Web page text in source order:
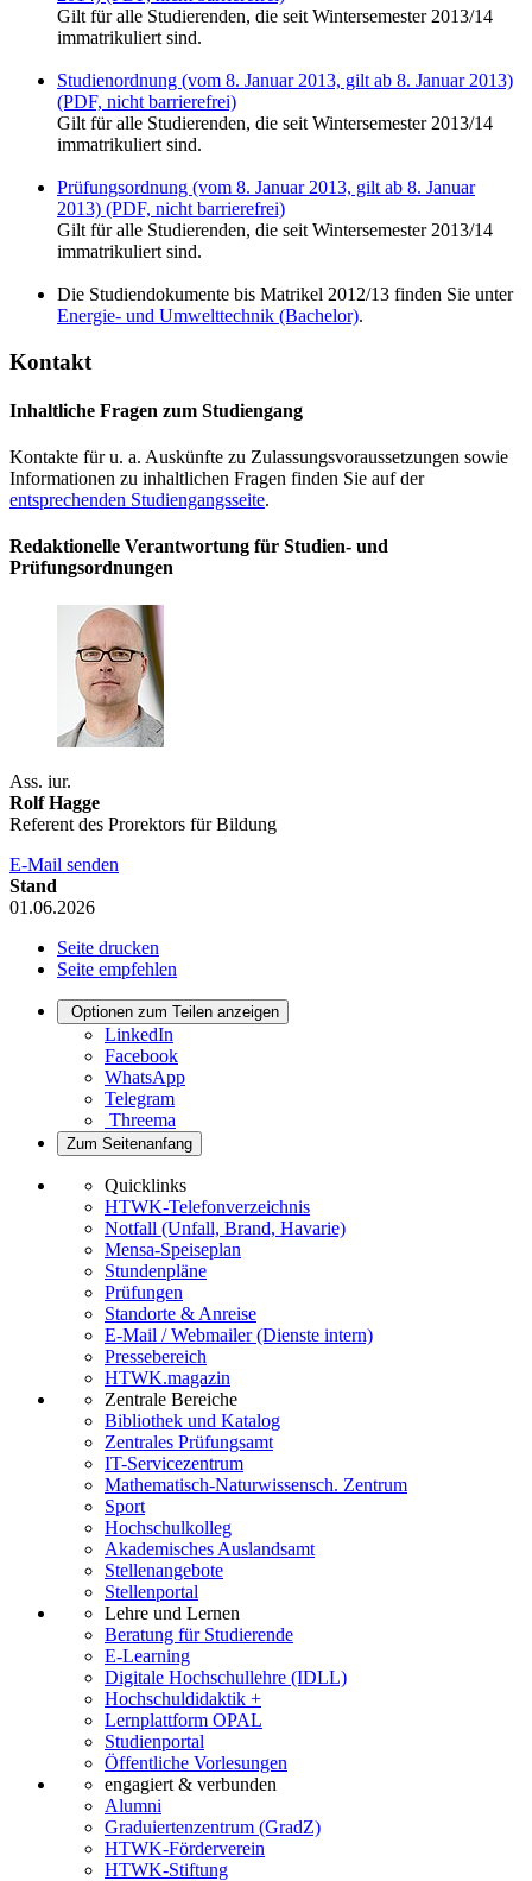
Gilt für alle Studierenden, die seit Wintersemester 2013/14
immatrikuliert sind.
Studienordnung (vom 8. Januar 2013, gilt ab 8. Januar 2013)
(PDF, nicht barrierefrei)
Gilt für alle Studierenden, die seit Wintersemester 2013/14
immatrikuliert sind.
Prüfungsordnung (vom 8. Januar 2013, gilt ab 8. Januar
2013) (PDF, nicht barrierefrei)
Gilt für alle Studierenden, die seit Wintersemester 2013/14
immatrikuliert sind.
Die Studiendokumente bis Matrikel 2012/13 finden Sie unter
Energie- und Umwelttechnik (Bachelor).
Kontakt
Inhaltliche Fragen zum Studiengang
Kontakte für u. a. Auskünfte zu Zulassungsvoraussetzungen sowie
Informationen zu inhaltlichen Fragen finden Sie auf der
entsprechenden Studiengangsseite.
Redaktionelle Verantwortung für Studien- und
Prüfungsordnungen
Ass. iur.
Rolf Hagge
Referent des Prorektors für Bildung
E-Mail senden
Stand
01.06.2026
Seite drucken
Seite empfehlen
Optionen zum Teilen anzeigen
LinkedIn
Facebook
WhatsApp
Telegram
Threema
Zum Seitenanfang
Quicklinks
HTWK-Telefonverzeichnis
Notfall (Unfall, Brand, Havarie)
Mensa-Speiseplan
Stundenpläne
Prüfungen
Standorte & Anreise
E-Mail / Webmailer (Dienste intern)
Pressebereich
HTWK.magazin
Zentrale Bereiche
Bibliothek und Katalog
Zentrales Prüfungsamt
IT-Servicezentrum
Mathematisch-Naturwissensch. Zentrum
Sport
Hochschulkolleg
Akademisches Auslandsamt
Stellenangebote
Stellenportal
Lehre und Lernen
Beratung für Studierende
E-Learning
Digitale Hochschullehre (IDLL)
Hochschuldidaktik +
Lernplattform OPAL
Studienportal
Öffentliche Vorlesungen
engagiert & verbunden
Alumni
Graduiertenzentrum (GradZ)
HTWK-Förderverein
HTWK-Stiftung